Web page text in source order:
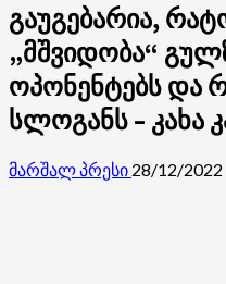
გაუგებარია,
„მშვიდობა“
ოპონენტებს და
სლოგანს – კახა
მარშალ პრესი 28/12/2022